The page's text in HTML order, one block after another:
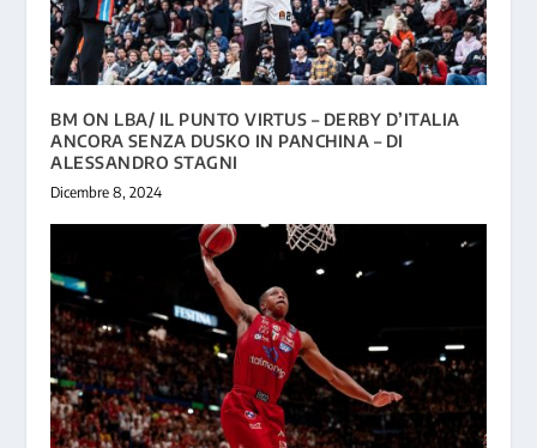
BM ON LBA/ IL PUNTO VIRTUS – DERBY D’ITALIA
ANCORA SENZA DUSKO IN PANCHINA – DI
ALESSANDRO STAGNI
Dicembre 8, 2024